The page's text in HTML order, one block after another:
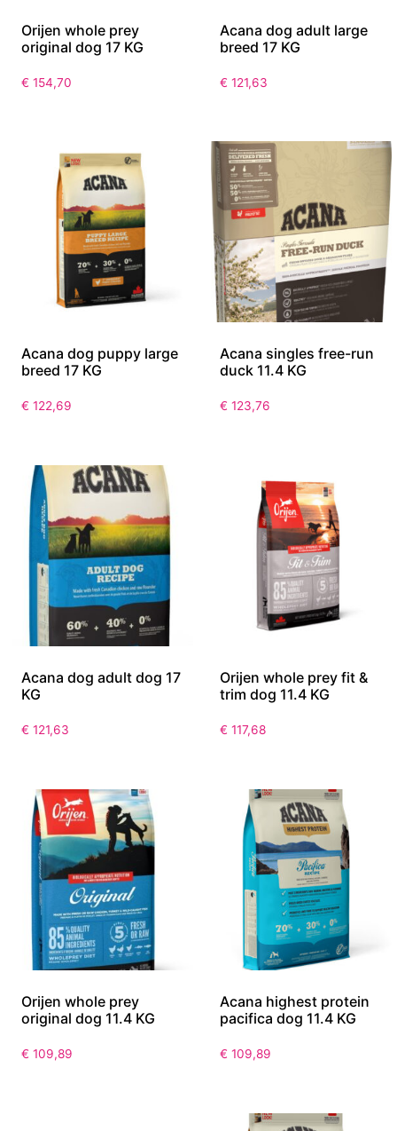
Orijen whole prey
original dog 17 KG
€ 154,70
Acana dog adult large
breed 17 KG
€ 121,63
Acana dog puppy large
breed 17 KG
€ 122,69
Acana singles free-run
duck 11.4 KG
€ 123,76
Acana dog adult dog 17
KG
€ 121,63
Orijen whole prey fit &
trim dog 11.4 KG
€ 117,68
Orijen whole prey
original dog 11.4 KG
€ 109,89
Acana highest protein
pacifica dog 11.4 KG
€ 109,89